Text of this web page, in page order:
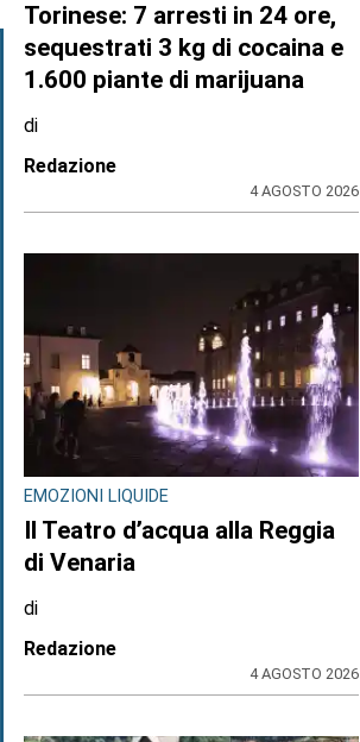
Torinese: 7 arresti in 24 ore,
sequestrati 3 kg di cocaina e
1.600 piante di marijuana
di
Redazione
4 AGOSTO 2026
EMOZIONI LIQUIDE
Il Teatro d’acqua alla Reggia
di Venaria
di
Redazione
4 AGOSTO 2026